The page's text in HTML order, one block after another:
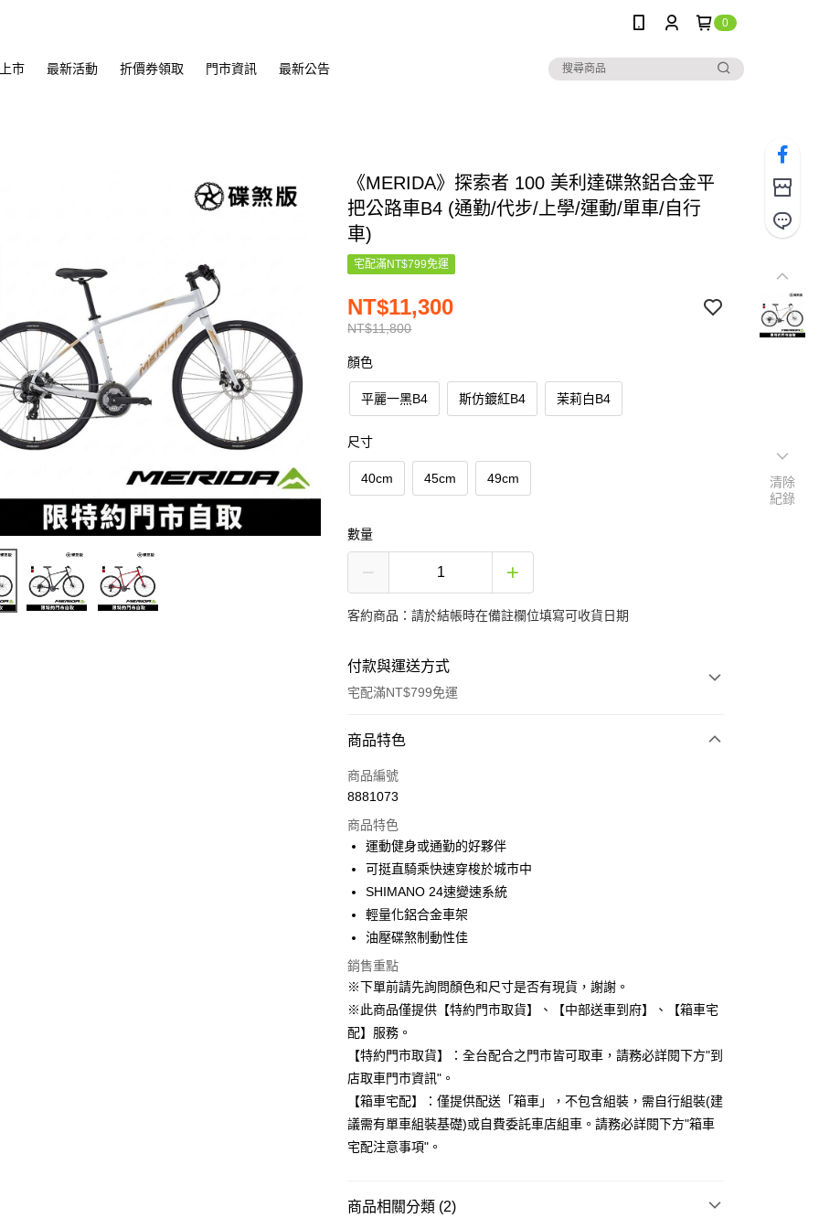
0
市 最新活動 折價券領取 門市資訊 最新公告
《MERIDA》探索者 100 美利達碟煞鋁合金平
把公路車B4 (通勤/代步/上學/運動/單車/自行
車)
宅配滿NT$799免運
NT$11,800
NT$11,300
顏色
平麗一黑B4 斯仿鍍紅B4 茉莉白B4
尺寸
40cm 45cm 49cm
數量
客約商品：請於結帳時在備註欄位填寫可收貨日期
付款與運送方式
宅配滿NT$799免運
付款方式
信用卡一次付款
3 期 0 利率 每期 NT$3,766
合作金庫商業銀行
華南商業銀行
國泰世華商業銀行
臺灣中小企業銀行
匯豐（台灣）商業銀行
聯邦商業銀行
遠東國際商業銀行
玉山商業銀行
星展（台灣）商業銀行
台新國際商業銀行
台灣樂天信用卡公司
6 期 0 利率 每期NT$1,883
合作金庫商業銀行
華南商業銀行
上海商業儲蓄銀行
臺灣中小企業銀行
匯豐（台灣）商業銀行
華泰商業銀行
聯邦商業銀行
遠東國際商業銀行
元大商業銀行
台新國際商業銀行
中國信託商業銀行
台灣樂天信用卡公司
LINE Pay
Apple Pay
街口支付
Google Pay
ATM付款
運送方式
付款後門市自取
商品特色
商品編號
8881073
商品特色
運動健身或通勤的好夥伴
可挺直騎乘快速穿梭於城市中
SHIMANO 24速變速系統
輕量化鋁合金車架
油壓碟煞制動性佳
銷售重點
※下單前請先詢問顏色和尺寸是否有現貨，謝謝。
※此商品僅提供【特約門市取貨】、【中部送車到府】、【箱車宅
配】服務。
【特約門市取貨】：全台配合之門市皆可取車，請務必詳閱下方"到
店取車門市資訊"。
【箱車宅配】：僅提供配送「箱車」，不包含組裝，需自行組裝(建
議需有單車組裝基礎)或自費委託車店組車。請務必詳閱下方"箱車
宅配注意事項"。
商品相關分類 (2)
清除
紀錄